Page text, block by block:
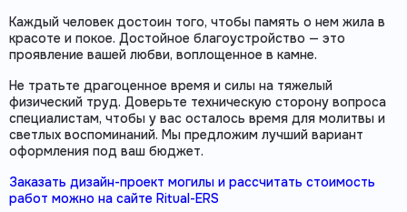
Каждый человек достоин того, чтобы память о нем жила в
красоте и покое. Достойное благоустройство — это
проявление вашей любви, воплощенное в камне.
Не тратьте драгоценное время и силы на тяжелый
физический труд. Доверьте техническую сторону вопроса
специалистам, чтобы у вас осталось время для молитвы и
светлых воспоминаний. Мы предложим лучший вариант
оформления под ваш бюджет.
Заказать дизайн-проект могилы и рассчитать стоимость
работ можно на сайте Ritual-ERS